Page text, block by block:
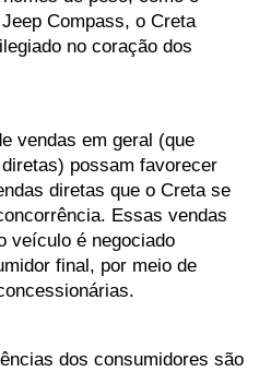
Compass, o Creta
no coração dos
vendas em geral (que
possam favorecer
diretas que o Creta se
Essas vendas
veículo é negociado
final, por meio de
dos consumidores são